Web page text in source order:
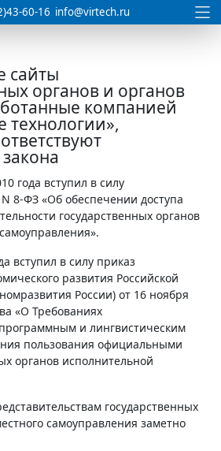
60-16 info@virtech.ru
сайты
органов и органов
компанией
технологии»,
года вступил в силу
8-ФЗ «Об обеспечении доступа
государственных органов
вступил в силу приказ
развития Российской
России) от 16 ноября
«О Требованиях
и лингвистическим
пользования официальными
органов исполнительной
государственных
самоуправления заметно